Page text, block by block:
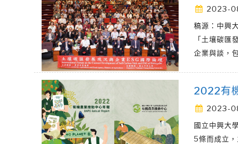
2023-
稿源：中興
「土壤碳匯
企業與談，
2022有
2023-
國立中興大
5條而成立